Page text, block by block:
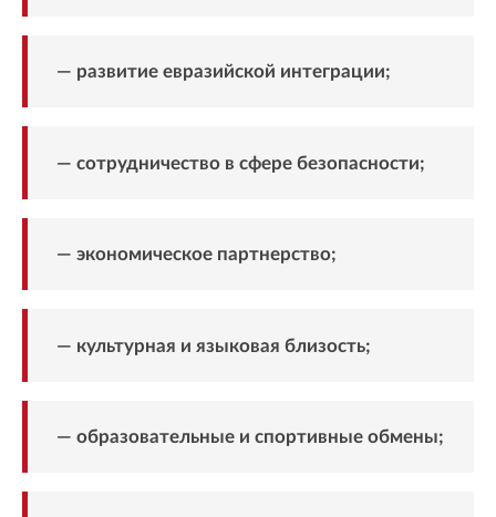
— развитие евразийской интеграции;
— сотрудничество в сфере безопасности;
— экономическое партнерство;
— культурная и языковая близость;
— образовательные и спортивные обмены;